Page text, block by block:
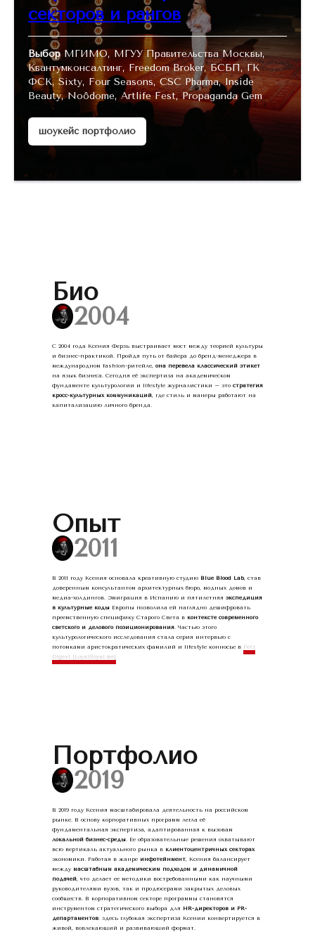
секторов и рангов
ВыборМГИМО, МГУУ Правительства Москвы,
Квантумконсалтинг, Freedom Broker, БСБП, ГК
ФСК, Sixty, Four Seasons, CSC Pharma, Inside
Beauty, Noôdome, Artlife Fest, Propaganda Gem
шоукейс портфолио
Био
☰2004
С 2004 года Ксения Ферзь выстраивает мост между теорией культуры
и бизнес-практикой. Пройдя путь от байера до бренд-менеджера в
международном fashion-ритейле, она перевела классический этикет
на язык бизнеса. Сегодня её экспертиза на академическом
фундаменте культурологии и lifestyle журналистики – это стратегия
кросс-культурных коммуникаций , где стиль и манеры работают на
капитализацию личного бренда.
Опыт
☰2011
В 2011 году Ксения основала креативную студию Blue Blood Lab, став
доверенным консультантом архитектурных бюро, модных домов и
медиа-холдингов. Эмиграция в Испанию и пятилетняя экспедиция
в культурные коды Европы позволила ей наглядно дешифровать
преемственную специфику Старого Света в контексте современного
светского и делового позиционирования . Частью этого
культурологического исследования стала серия интервью с
потомками аристократических фамилий и lifestyle конносье в Ferz
Digest [LoyalRoyal.me]
Портфолио
☰2019
В 2019 году Ксения масштабировала деятельность на российском
рынке. В основу корпоративных программ легла её
фундаментальная экспертиза, адаптированная к вызовам
локальной бизнес-среды . Ее образовательные решения охватывают
всю вертикаль актуального рынка в клиентоцентричных секторах
экономики. Работая в жанре инфотейнмент , Ксения балансирует
между масштабным академическим подходом и динамичной
подачей , что делает ее методики востребованными как научными
руководителями вузов, так и продюсерами закрытых деловых
сообществ. В корпоративном секторе программы становятся
инструментом стратегического выбора для HR-директоров и PR-
департаментов: здесь глубокая экспертиза Ксении конвертируется в
живой, вовлекающий и развивающий формат.